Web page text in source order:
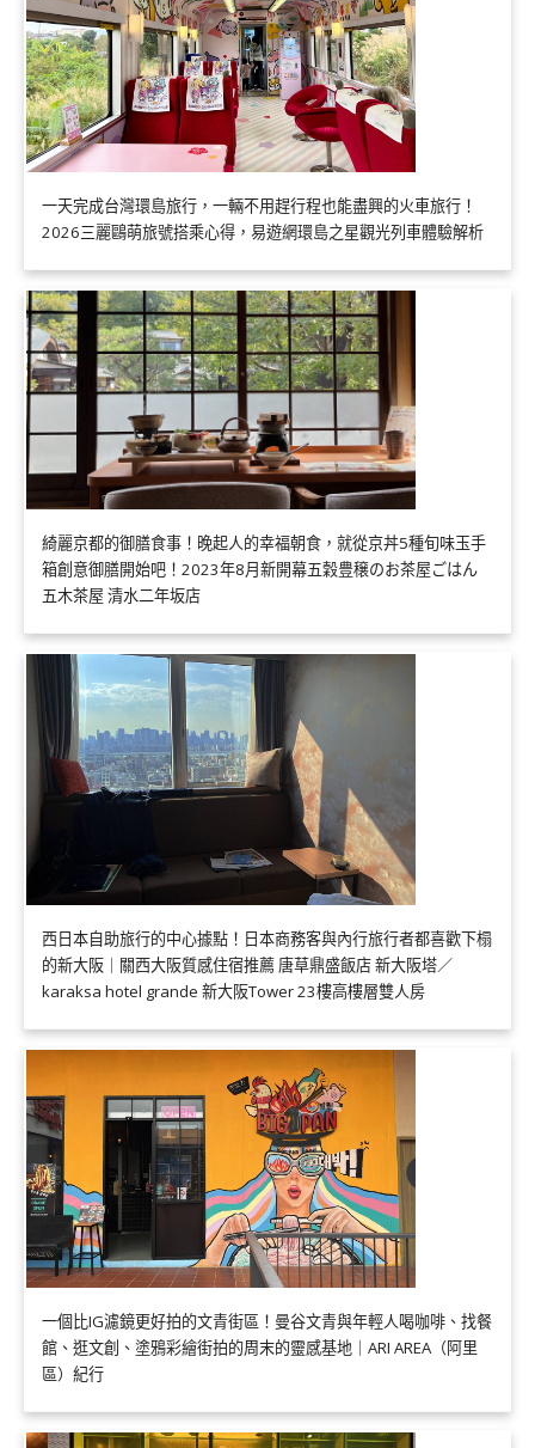
一天完成台灣環島旅行，一輛不用趕行程也能盡興的火車旅行！
2026三麗鷗萌旅號搭乘心得，易遊網環島之星觀光列車體驗解析
綺麗京都的御膳食事！晚起人的幸福朝食，就從京丼5種旬味玉手
箱創意御膳開始吧！2023年8月新開幕五穀豊穣のお茶屋ごはん
五木茶屋 清水二年坂店
西日本自助旅行的中心據點！日本商務客與內行旅行者都喜歡下榻
的新大阪｜關西大阪質感住宿推薦 唐草鼎盛飯店 新大阪塔／
karaksa hotel grande 新大阪Tower 23樓高樓層雙人房
一個比IG濾鏡更好拍的文青街區！曼谷文青與年輕人喝咖啡、找餐
館、逛文創、塗鴉彩繪街拍的周末的靈感基地｜ARI AREA（阿里
區）紀行